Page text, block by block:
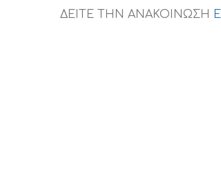
ΔΕΙΤΕ ΤΗΝ ΑΝΑΚΟΙΝΩΣΗ